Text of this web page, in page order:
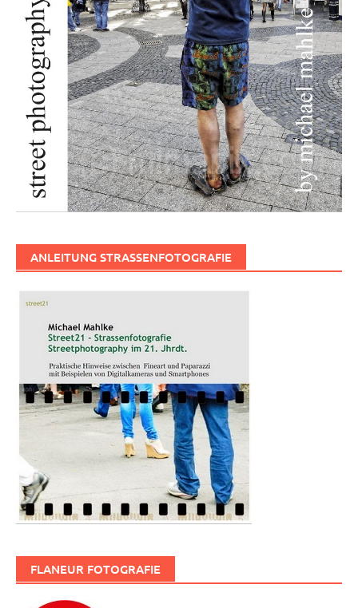
ANLEITUNG STRASSENFOTOGRAFIE
FLANEUR FOTOGRAFIE